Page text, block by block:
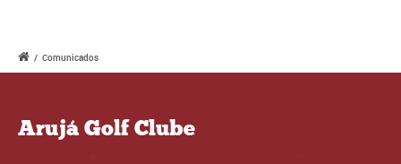
/ Comunicados
Arujá Golf Clube